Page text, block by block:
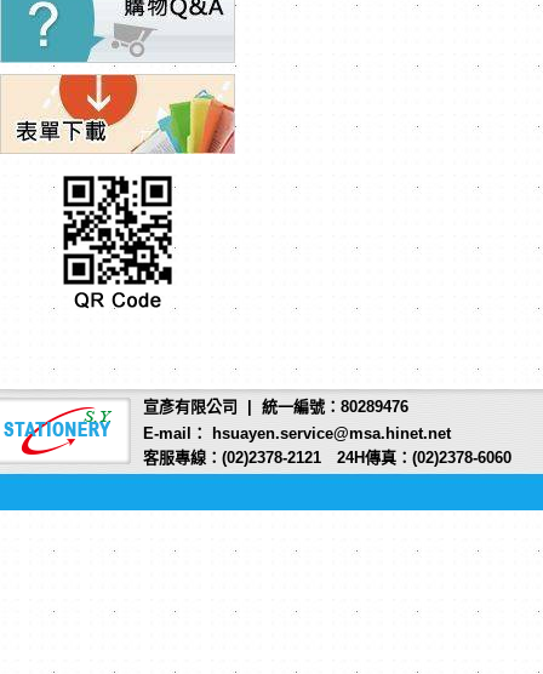
宣彥有限公司 | 統一編號：80289476
E-mail： hsuayen.service@msa.hinet.net
客服專線：(02)2378-2121 24H傳真：(02)2378-6060